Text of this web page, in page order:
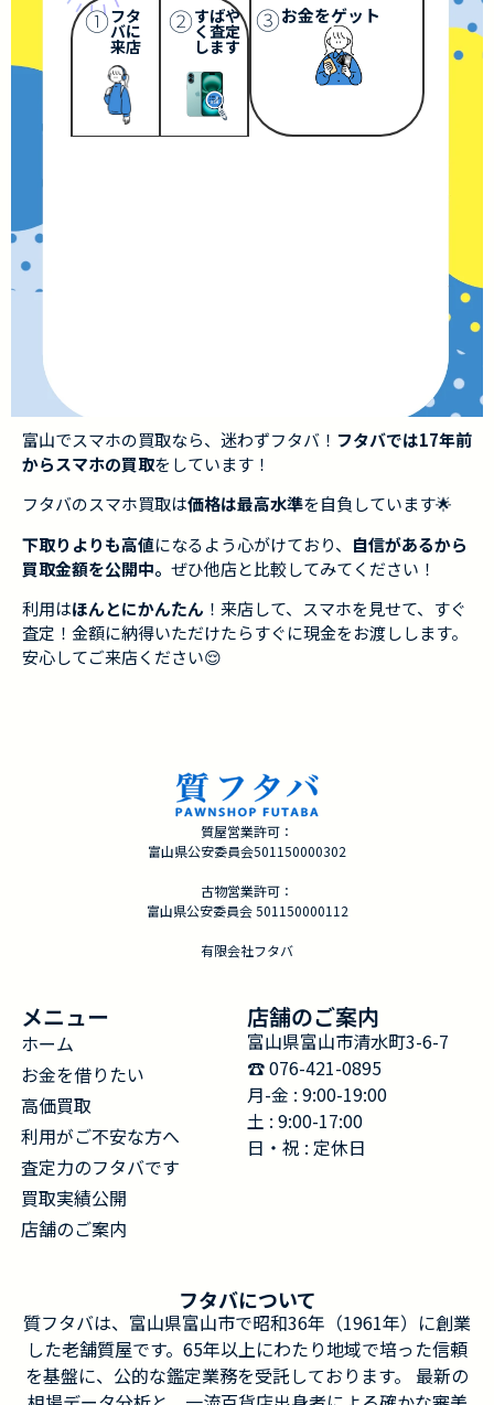
①フタ
バに
来店
②すばや
く査定
します
③お金をゲット
富山でスマホの買取なら、迷わずフタバ！ フタバでは17年前
からスマホの買取をしています！
フタバのスマホ買取は価格は最高水準を自負しています🌟
下取りよりも高値になるよう心がけており、 自信があるから
買取金額を公開中。 ぜひ他店と比較してみてください！
利用はほんとにかんたん ！来店して、スマホを見せて、すぐ
査定！金額に納得いただけたらすぐに現金をお渡しします。
安心してご来店ください😌
質屋営業許可：
富山県公安委員会501150000302
古物営業許可：
富山県公安委員会 501150000112
有限会社フタバ
メニュー
ホーム
お金を借りたい
高価買取
利用がご不安な方へ
査定力のフタバです
買取実績公開
店舗のご案内
店舗のご案内
富山県富山市清水町3-6-7
☎︎ 076-421-0895
月-金 : 9:00-19:00
土 : 9:00-17:00
日・祝 : 定休日
フタバについて
質フタバは、富山県富山市で昭和36年（1961年）に創業
した老舗質屋です。65年以上にわたり地域で培った信頼
を基盤に、公的な鑑定業務を受託しております。 最新の